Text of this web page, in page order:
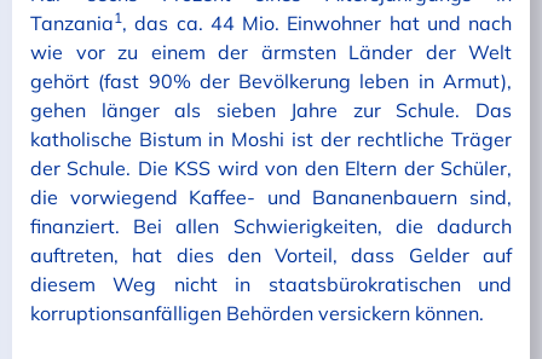
Tanzania1 , das ca. 44 Mio. Einwohner hat und nach
wie vor zu einem der ärmsten Länder der Welt
gehört (fast 90% der Bevölkerung leben in Armut),
gehen länger als sieben Jahre zur Schule. Das
katholische Bistum in Moshi ist der rechtliche Träger
der Schule. Die KSS wird von den Eltern der Schüler,
die vorwiegend Kaffee- und Bananenbauern sind,
finanziert. Bei allen Schwierigkeiten, die dadurch
auftreten, hat dies den Vorteil, dass Gelder auf
diesem Weg nicht in staatsbürokratischen und
korruptionsanfälligen Behörden versickern können.